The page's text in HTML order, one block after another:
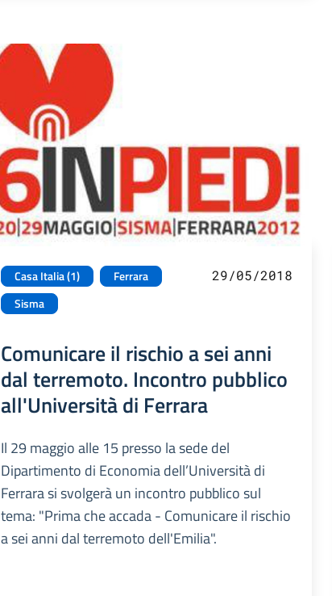
Casa Italia (1)
Ferrara
Sisma
29/05/2018
Comunicare il rischio a sei anni
dal terremoto. Incontro pubblico
all'Università di Ferrara
Il 29 maggio alle 15 presso la sede del
Dipartimento di Economia dell’Università di
Ferrara si svolgerà un incontro pubblico sul
tema: "Prima che accada - Comunicare il rischio
a sei anni dal terremoto dell'Emilia".